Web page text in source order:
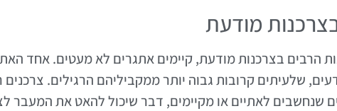
מודעת
הרבים בצרכנות מודעת, קיימים אתגרים לא מעטים. אחד
שלעיתים קרובות גבוה יותר ממקביליהם הרגילים.
שנחשבים לאתיים או מקיימים, דבר שיכול להאט את המעבר